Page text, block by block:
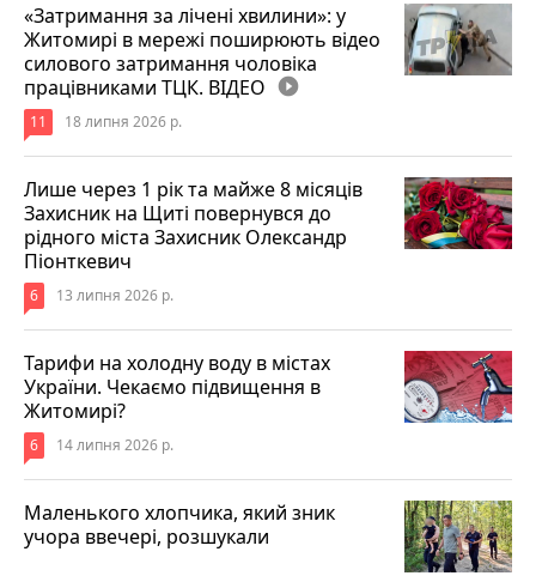
«Затримання за лічені хвилини»: у
Житомирі в мережі поширюють відео
силового затримання чоловіка
працівниками ТЦК. ВІДЕО play_circle_filled
11 18 липня 2026 р.
Лише через 1 рік та майже 8 місяців
Захисник на Щиті повернувся до
рідного міста Захисник Олександр
Піонткевич
6 13 липня 2026 р.
Тарифи на холодну воду в містах
України. Чекаємо підвищення в
Житомирі?
6 14 липня 2026 р.
Маленького хлопчика, який зник
учора ввечері, розшукали